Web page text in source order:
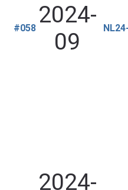
#058 2024-
09
2024-